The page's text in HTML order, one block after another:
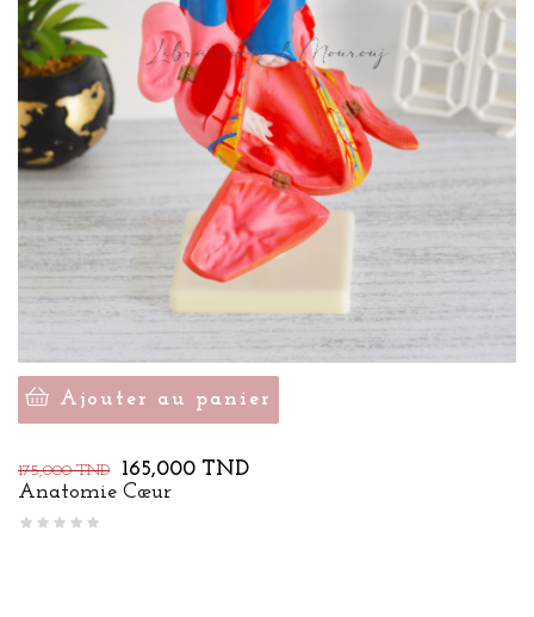
Ajouter au panier
Prix
de
175,000 TND Prix
165,000 TND
Anatomie Cœur